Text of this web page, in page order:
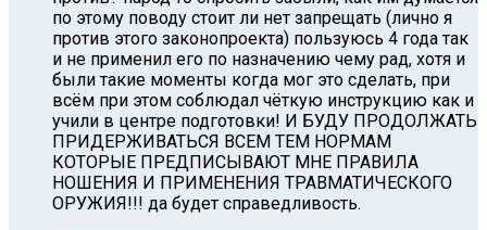
по этому поводу стоит ли нет запрещать (лично я
против этого законопроекта) пользуюсь 4 года так
и не применил его по назначению чему рад, хотя и
были такие моменты когда мог это сделать, при
всём при этом соблюдал чёткую инструкцию как и
учили в центре подготовки! И БУДУ ПРОДОЛЖАТЬ
ПРИДЕРЖИВАТЬСЯ ВСЕМ ТЕМ НОРМАМ
КОТОРЫЕ ПРЕДПИСЫВАЮТ МНЕ ПРАВИЛА
НОШЕНИЯ И ПРИМЕНЕНИЯ ТРАВМАТИЧЕСКОГО
ОРУЖИЯ!!! да будет справедливость.